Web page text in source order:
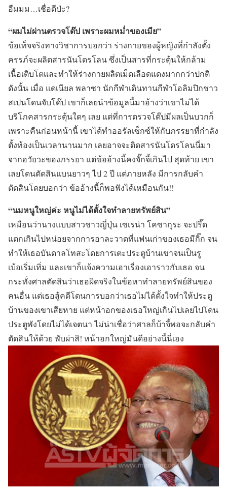
อืมมม…เชื่อดีป่ะ?
“ผมไม่ผ่านตรวจโด๊ป เพราะผมหม่ำของเมีย”
ข้อเท็จจริงทางวิชาการบอกว่า ร่างกายของผู้หญิงที่กำลังตั้ง
ครรภ์จะผลิตสารนันโดรโลน ซึ่งเป็นสารที่กระตุ้นให้กล้าม
เนื้อเติบโตและทำให้ร่างกายผลิตเม็ดเลือดแดงมากกว่าปกติ
ดังนั้น เมื่อ แดเนียล พลาซา นักกีฬาเดินทานกีฬาโอลิมปิกชาว
สเปนโดนจับโด๊ป เขาก็เลยนำข้อมูลนี้มาอ้างว่าเขาไม่ได้
บริโภคสารกระตุ้นใดๆ เลย แต่ที่การตรวจโด๊ปมีผลเป็นบวกก็
เพราะคืนก่อนหน้านี้ เขาได้ทำออรัลเซ็กซ์ให้กับภรรยาที่กำลัง
ตั้งท้องเป็นเวลานานมาก เลยอาจจะติดสารนันโดรโลนนี่มา
จากอวัยวะของภรรยา แต่ข้ออ้างนี้คงจั๊กจี้เกินไป สุดท้าย เขา
เลยโดนตัดสินแบนยาวๆ ไป 2 ปี แต่ภายหลัง มีการกลับคำ
ตัดสินโดยบอกว่า ข้ออ้างนี้ก็พอฟังได้เหมือนกัน!!
“นมหนูใหญ่ค่ะ หนูไม่ได้ตั้งใจทำลายทรัพย์สิน”
เหมือนว่านางแบบสาวชาวญี่ปุ่น เซเรน่า โคซากุระ จะปรี๊ด
แตกเกินไปหน่อยจากการอาละวาดที่แฟนเก่าของเธอมีกิ๊ก จน
ทำให้เธอบันดาลโทสะโดยการเตะประตูบ้านเขาจนเป็นรู
เบ้อเริ่มเทิ่ม และเขาก็แจ้งความเอาเรื่องเอาราวกับเธอ จน
กระทั่งศาลตัดสินว่าเธอผิดจริงในข้อหาทำลายทรัพย์สินของ
คนอื่น แต่เธอสู้คดีโดนการบอกว่าเธอไม่ได้ตั้งใจทำให้ประตู
บ้านของเขาเสียหาย แต่หน้าอกของเธอใหญ่เกินไปเลยไปโดน
ประตูพังโดยไม่ได้เจตนา ไม่น่าเชื่อว่าศาลก็บ้าจี้พอจะกลับคำ
ตัดสินให้ด้วย พับผ่าสิ! หน้าอกใหญ่มันดีอย่างนี้นี่เอง